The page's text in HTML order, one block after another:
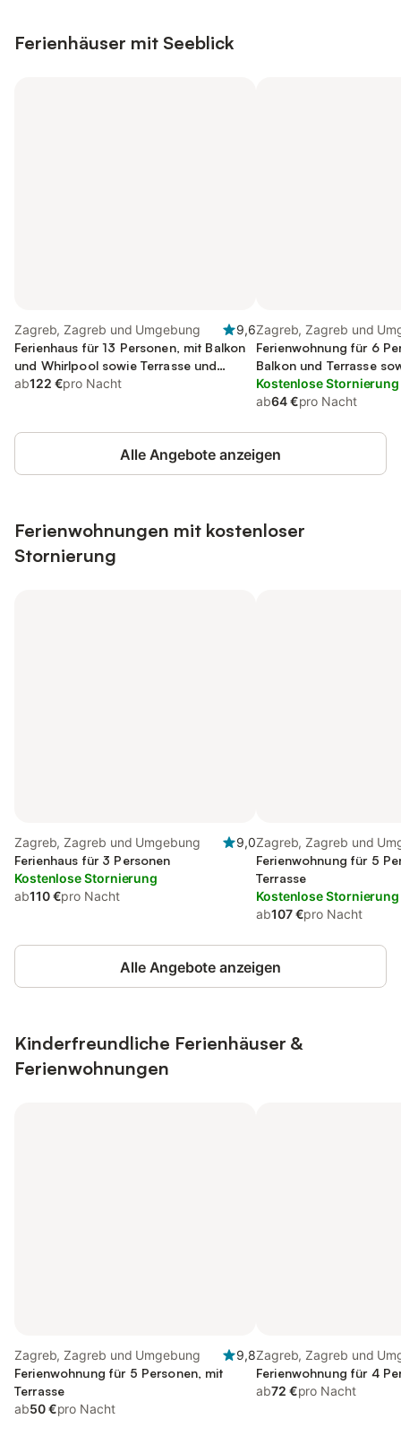
Ferienhäuser mit Seeblick
Zagreb, Zagreb und Umgebung
9,6
Ferienhaus für 13 Personen, mit Balkon
und Whirlpool sowie Terrasse und
Garten
ab122 €pro Nacht
Zagreb, Zagreb und
Ferienwohnung für 6
Balkon und Terrasse
Ausblick
Kostenlose Stornierung
ab64 €pro Nacht
Alle Angebote anzeigen
Ferienwohnungen mit kostenloser
Stornierung
Zagreb, Zagreb und Umgebung
9,0
Ferienhaus für 3 Personen
Kostenlose Stornierung
ab110 €pro Nacht
Zagreb, Zagreb und
Ferienwohnung für 5
Terrasse
Kostenlose Stornierung
ab107 €pro Nacht
Alle Angebote anzeigen
Kinderfreundliche Ferienhäuser &
Ferienwohnungen
Zagreb, Zagreb und Umgebung
9,8
Ferienwohnung für 5 Personen, mit
Terrasse
ab50 €pro Nacht
Zagreb, Zagreb und
Ferienwohnung für 4
ab72 €pro Nacht